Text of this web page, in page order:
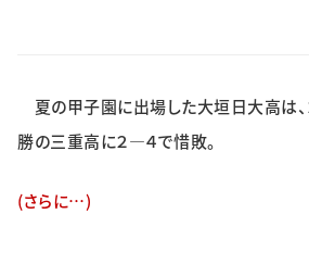
スポーツ
校友
夏の甲子園に出場した大垣日大高は
勝の三重高に２―４で惜敗。
(さらに…)